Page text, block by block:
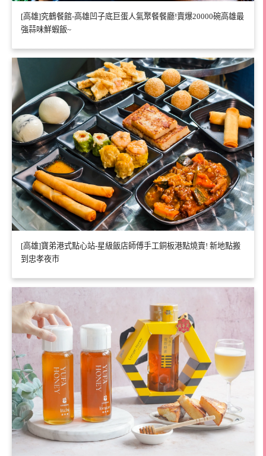
[高雄]究鶴餐館-高雄凹子底巨蛋人氣聚餐餐廳!賣爆20000碗高雄最
強蒜味鮮蝦飯~
[高雄]寶弟港式點心站-星級飯店師傅手工銅板港點燒賣! 新地點搬
到忠孝夜市